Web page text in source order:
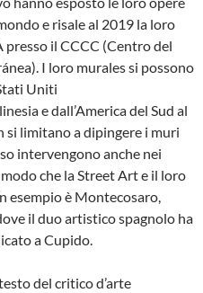
e risale al 2019 la loro
presso il CCCC (Centro del
I loro murales si possono
Uniti
e dall’America del Sud al
si limitano a dipingere i muri
intervengono anche nei
che la Street Art e il loro
esempio è Montecosaro,
il duo artistico spagnolo ha
a Cupido.
del critico d’arte